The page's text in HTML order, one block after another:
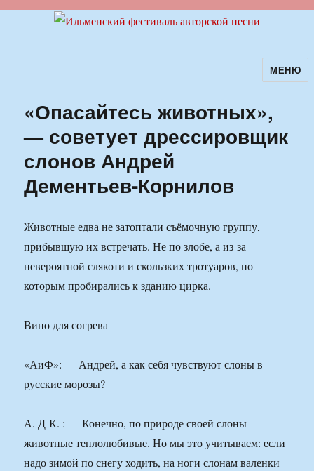
Ильменский фестиваль авторскойМЕНЮ
«Опасайтесь животных»,
— советует дрессировщик
слонов Андрей
Дементьев-Корнилов
Животные едва не затоптали съёмочную группу,
прибывшую их встречать. Не по злобе, а из-за
невероятной слякоти и скользких тротуаров, по
которым пробирались к зданию цирка.
Вино для согрева
«АиФ»: — Андрей, а как себя чувствуют слоны в
русские морозы?
А. Д-К. : — Конечно, по природе своей слоны —
животные теплолюбивые. Но мы это учитываем: если
надо зимой по снегу ходить, на ноги слонам валенки